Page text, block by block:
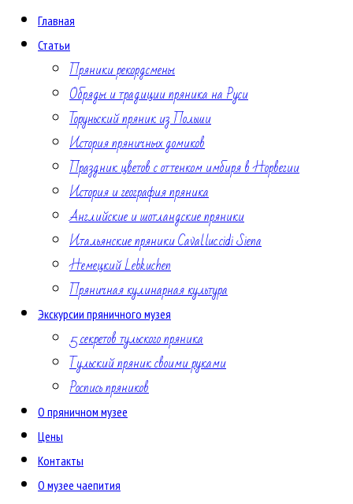
Главная
Статьи
Пряники рекордсмены
Обряды и традиции пряника на Руси
Торуньский пряник из Польши
История пряничных домиков
Праздник цветов с оттенком имбиря в Норвегии
История и география пряника
Английские и шотландские пряники
Итальянские пряники Caval.luc.cidi Siena
Немецкий Lebkuchen
Пряничная кулинарная культура
Экскурсии пряничного музея
5 секретов тульского пряника
Тульский пряник своими руками
Роспись пряников
О пряничном музее
Цены
Контакты
О музее чаепития